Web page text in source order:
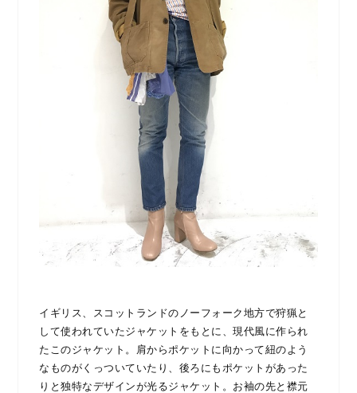
イギリス、スコットランドのノーフォーク地方で狩猟と
して使われていたジャケットをもとに、現代風に作られ
たこのジャケット。肩からポケットに向かって紐のよう
なものがくっついていたり、後ろにもポケットがあった
りと独特なデザインが光るジャケット。お袖の先と襟元